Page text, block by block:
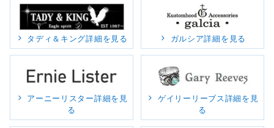
タディ＆キング詳細を見る ガルシア詳細を見る
アーニーリスター詳細を見
る
ゲイリーリーブス詳細を見
る